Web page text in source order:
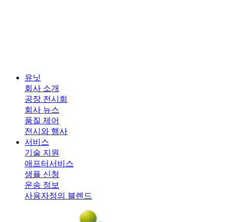
유닛
회사 소개
공장 전시회
회사 뉴스
품질 제어
전시와 행사
서비스
기술 지원
애프터서비스
샘플 신청
운송 정보
사용자정의 블렌드